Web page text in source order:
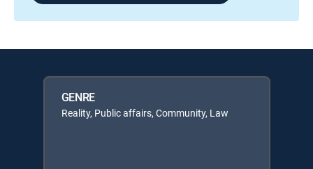
GENRE
Reality, Public affairs, Community, Law